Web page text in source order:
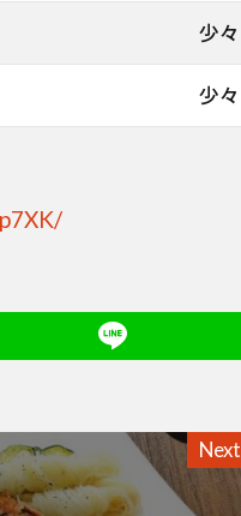
少々
少々
Next